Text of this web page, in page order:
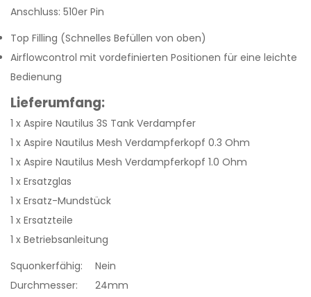
Anschluss: 510er Pin
Top Filling (Schnelles Befüllen von oben)
Airflowcontrol mit vordefinierten Positionen für eine leichte
Bedienung
Lieferumfang:
1 x Aspire Nautilus 3S Tank Verdampfer
1 x Aspire Nautilus Mesh Verdampferkopf 0.3 Ohm
1 x Aspire Nautilus Mesh Verdampferkopf 1.0 Ohm
1 x Ersatzglas
1 x Ersatz-Mundstück
1 x Ersatzteile
1 x Betriebsanleitung
Squonkerfähig:
Nein
Durchmesser:
24mm